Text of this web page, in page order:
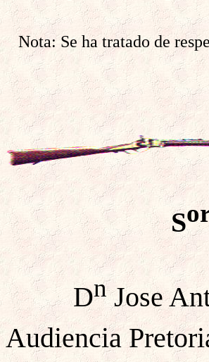
Nota: Se ha tratado de
S
DnJose
Audiencia